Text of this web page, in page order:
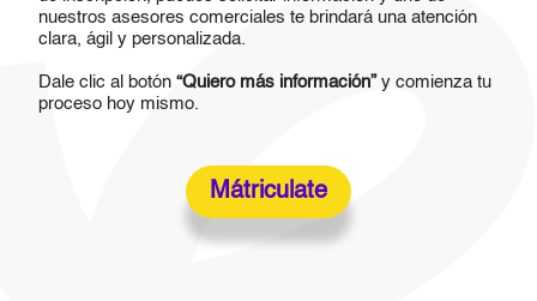
nuestros asesores comerciales te brindará una atención
clara, ágil y personalizada.
Dale clic al botón“Quiero más información”y comienza tu
proceso hoy mismo.
Mátriculate